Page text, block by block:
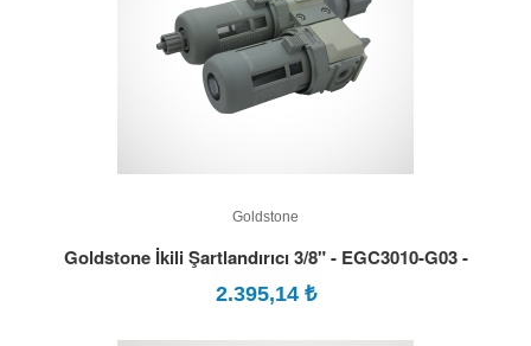
Goldstone
Goldstone İkili Şartlandırıcı 3/8" - EGC3010-G03 -
2.395,14 ₺